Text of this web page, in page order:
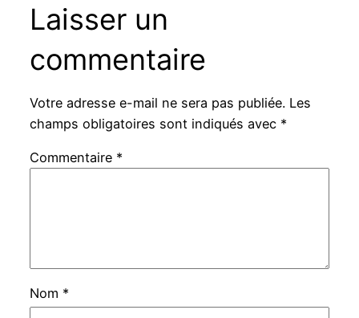
Laisser un
commentaire
Votre adresse e-mail ne sera pas publiée. Les
champs obligatoires sont indiqués avec *
Commentaire *
Nom *